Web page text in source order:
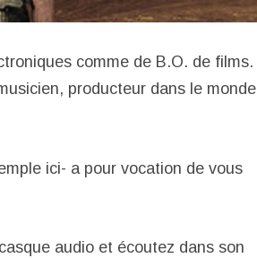
comme de B.O. de films.
producteur dans le monde
ici- a pour vocation de vous
audio et écoutez dans son